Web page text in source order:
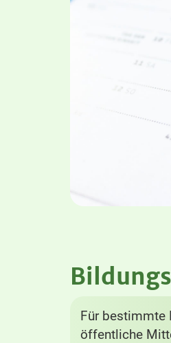
Für bestimmte
öffentliche